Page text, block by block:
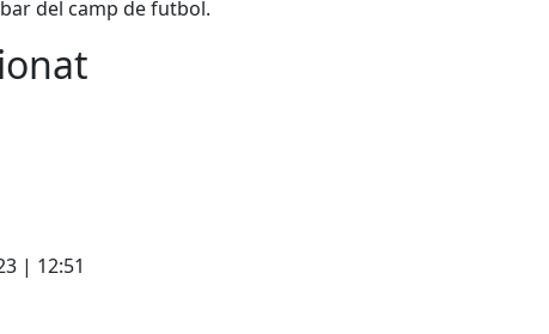
del camp de futbol.
| 12:51